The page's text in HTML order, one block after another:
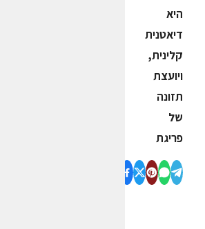
היא
דיאטנית
קלינית,
ויועצת
תזונה
של
פריגת